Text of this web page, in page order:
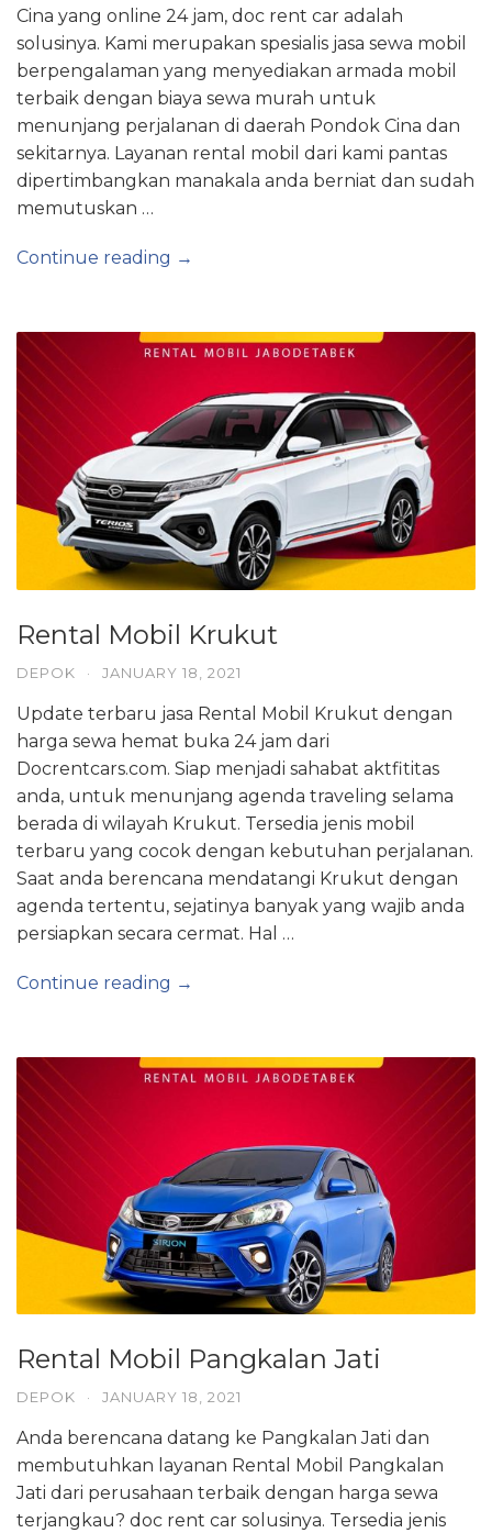
Cina yang online 24 jam, doc rent car adalah
solusinya. Kami merupakan spesialis jasa sewa mobil
berpengalaman yang menyediakan armada mobil
terbaik dengan biaya sewa murah untuk
menunjang perjalanan di daerah Pondok Cina dan
sekitarnya. Layanan rental mobil dari kami pantas
dipertimbangkan manakala anda berniat dan sudah
memutuskan …
Continue reading →
Rental Mobil Krukut
DEPOK · JANUARY 18, 2021
Update terbaru jasa Rental Mobil Krukut dengan
harga sewa hemat buka 24 jam dari
Docrentcars.com. Siap menjadi sahabat aktfititas
anda, untuk menunjang agenda traveling selama
berada di wilayah Krukut. Tersedia jenis mobil
terbaru yang cocok dengan kebutuhan perjalanan.
Saat anda berencana mendatangi Krukut dengan
agenda tertentu, sejatinya banyak yang wajib anda
persiapkan secara cermat. Hal …
Continue reading →
Rental Mobil Pangkalan Jati
DEPOK · JANUARY 18, 2021
Anda berencana datang ke Pangkalan Jati dan
membutuhkan layanan Rental Mobil Pangkalan
Jati dari perusahaan terbaik dengan harga sewa
terjangkau? doc rent car solusinya. Tersedia jenis